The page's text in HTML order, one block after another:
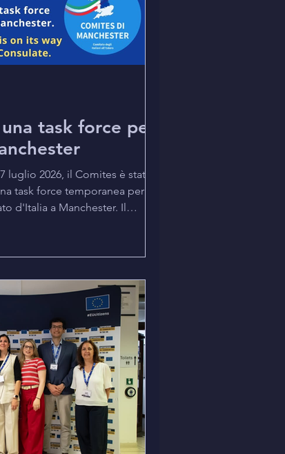
task force per
luglio 2026, il Comites è stato
task force temporanea per
d'Italia a Manchester. Il
a settembre e consentirà al
potenziamento